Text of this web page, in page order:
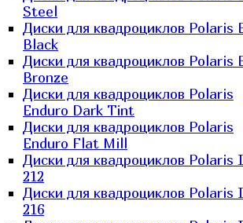
Steel
Диски для квадроциклов Polaris
Black
Диски для квадроциклов Polaris
Bronze
Диски для квадроциклов Polaris
Enduro Dark Tint
Диски для квадроциклов Polaris
Enduro Flat Mill
Диски для квадроциклов Polaris
212
Диски для квадроциклов Polaris
216